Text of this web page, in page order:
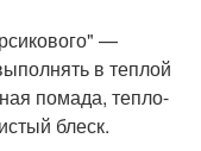
—
в теплой
помада, тепло-
блеск.